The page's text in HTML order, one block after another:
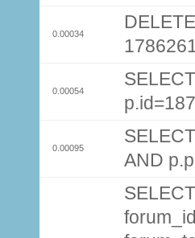
0.00034
0.00054
0.00095
AND